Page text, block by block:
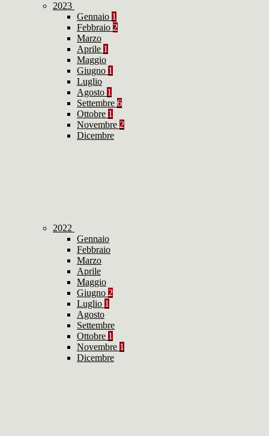
2023
Gennaio 1
Febbraio 2
Marzo
Aprile 1
Maggio
Giugno 1
Luglio
Agosto 1
Settembre 6
Ottobre 1
Novembre 2
Dicembre
2022
Gennaio
Febbraio
Marzo
Aprile
Maggio
Giugno 2
Luglio 1
Agosto
Settembre
Ottobre 1
Novembre 1
Dicembre